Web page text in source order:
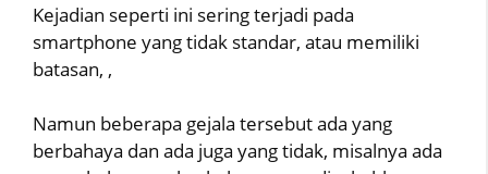
Kejadian seperti ini sering terjadi pada
smartphone yang tidak standar, atau memiliki
batasan, ,
Namun beberapa gejala tersebut ada yang
berbahaya dan ada juga yang tidak, misalnya ada